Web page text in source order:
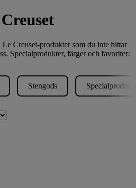
Creuset-produkter som du inte hittar
Specialprodukter, färger och favoriter:
Stengods